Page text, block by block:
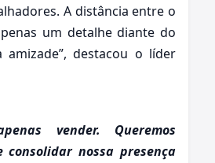
A distância entre o
um detalhe diante do
amizade”, destacou o líder
vender. Queremos
nossa presença